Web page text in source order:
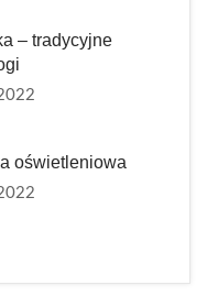
– tradycyjne
oświetleniowa